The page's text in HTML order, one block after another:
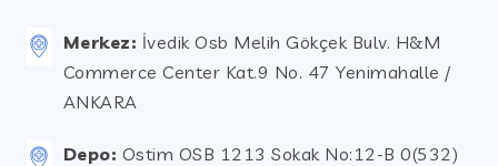
Merkez: İvedik Osb Melih Gökçek Bulv. H&M
Commerce Center Kat.9 No. 47 Yenimahalle /
ANKARA
Depo: Ostim OSB 1213 Sokak No:12-B 0(532)